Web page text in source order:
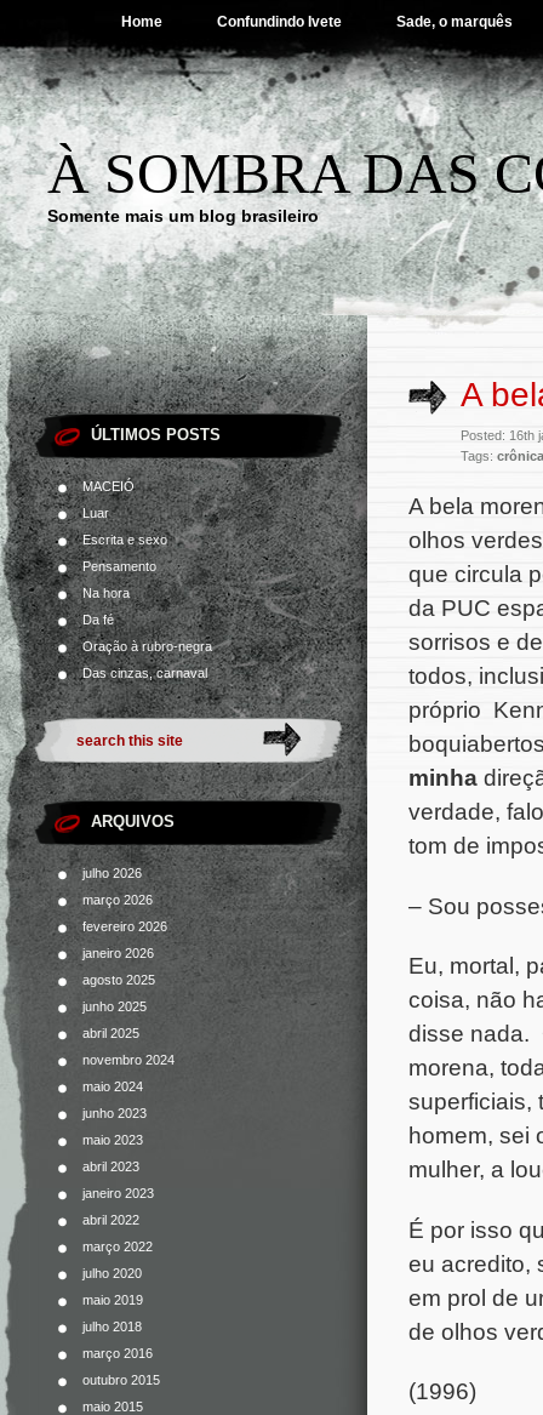
Home Confundindo Ivete Sade, o marquês
À SOMBRA DAS
Somente mais um blog brasileiro
ÚLTIMOS POSTS
MACEIÓ
Luar
Escrita e sexo
Pensamento
Na hora
Da fé
Oração à rubro-negra
Das cinzas, carnaval
ARQUIVOS
julho 2026
março 2026
fevereiro 2026
janeiro 2026
agosto 2025
junho 2025
abril 2025
novembro 2024
maio 2024
junho 2023
maio 2023
abril 2023
janeiro 2023
abril 2022
março 2022
julho 2020
maio 2019
julho 2018
março 2016
outubro 2015
maio 2015
A
Posted: 16th
Tags: crônica
A bela
olhos
que circula
da PUC
sorrisos e
todos,
próprio
minha
verdade,
tom de
– Sou
Eu, mortal,
coisa, não
disse nada.
morena,
superficiais,
homem, sei
mulher, a
É por isso
eu acredito,
em prol de
de olhos
(1996)